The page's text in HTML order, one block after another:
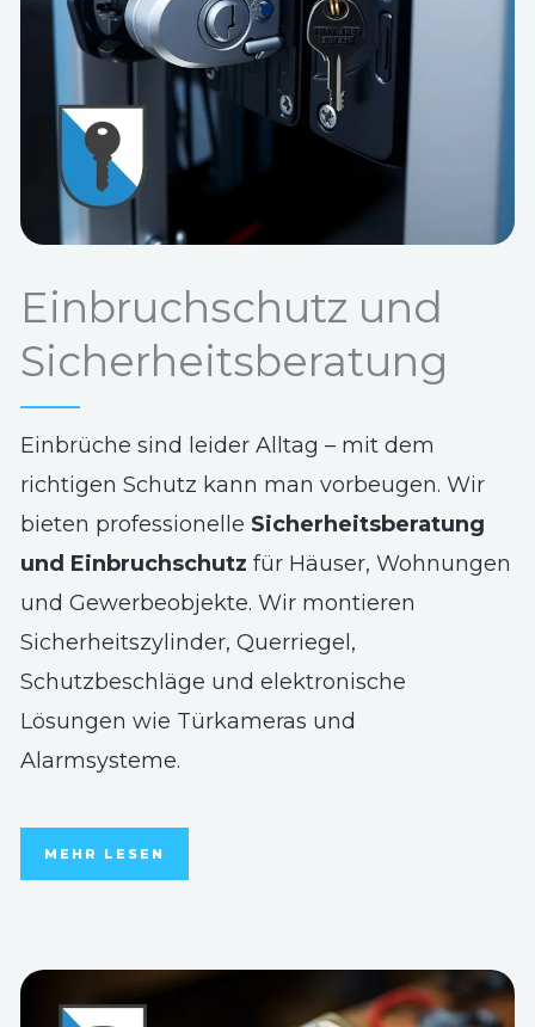
Einbruchschutz und
Sicherheitsberatung
Einbrüche sind leider Alltag – mit dem
richtigen Schutz kann man vorbeugen. Wir
bieten professionelle Sicherheitsberatung
und Einbruchschutz für Häuser, Wohnungen
und Gewerbeobjekte. Wir montieren
Sicherheitszylinder, Querriegel,
Schutzbeschläge und elektronische
Lösungen wie Türkameras und
Alarmsysteme.
MEHR LESEN